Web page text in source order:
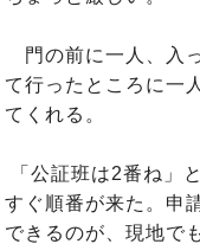
門の前に一人、入
て行ったところに一
てくれる。
「公証班は2番ね」
すぐ順番が来た。申
できるのが、現地で